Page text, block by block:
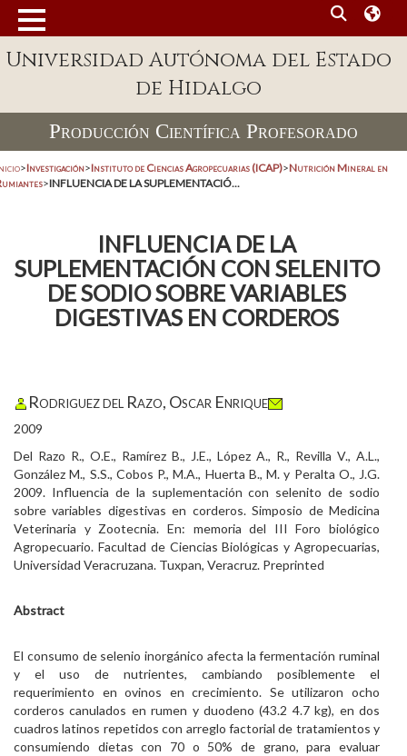
Universidad Autónoma del Estado
de Hidalgo
Producción Científica Profesorado
>Investigación>Instituto de Ciencias Agropecuarias (ICAP)>Nutrición Mineral en
>INFLUENCIA DE LA SUPLEMENTACIÓ...
INFLUENCIA DE LA
SUPLEMENTACIÓN CON SELENITO
DE SODIO SOBRE VARIABLES
DIGESTIVAS EN CORDEROS
Rodriguez del Razo, Oscar Enrique
2009
Del Razo R., O.E., Ramírez B., J.E., López A., R., Revilla V., A.L.,
González M., S.S., Cobos P., M.A., Huerta B., M. y Peralta O., J.G.
2009. Influencia de la suplementación con selenito de sodio
sobre variables digestivas en corderos. Simposio de Medicina
Veterinaria y Zootecnia. En: memoria del III Foro biológico
Agropecuario. Facultad de Ciencias Biológicas y Agropecuarias,
Universidad Veracruzana. Tuxpan, Veracruz. Preprinted
Abstract
El consumo de selenio inorgánico afecta la fermentación ruminal
y el uso de nutrientes, cambiando posiblemente el
requerimiento en ovinos en crecimiento. Se utilizaron ocho
corderos canulados en rumen y duodeno (43.2 4.7 kg), en dos
cuadros latinos repetidos con arreglo factorial de tratamientos y
consumiendo dietas con 70 o 50% de grano, para evaluar